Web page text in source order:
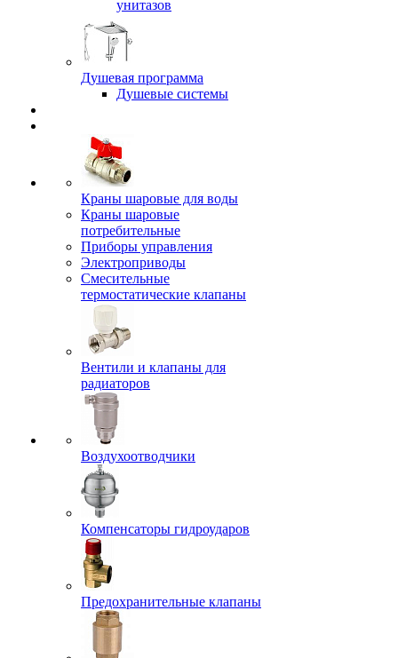
унитазов
Душевая программа
Душевые системы
Краны шаровые для воды
Краны шаровые
потребительные
Приборы управления
Электроприводы
Смесительные
термостатические клапаны
Вентили и клапаны для
радиаторов
Воздухоотводчики
Компенсаторы гидроударов
Предохранительные клапаны